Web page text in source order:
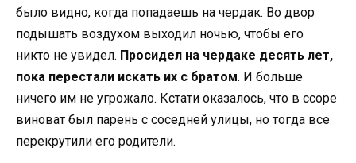
было видно, когда попадаешь на чердак. Во двор
подышать воздухом выходил ночью, чтобы его
никто не увидел. Просидел на чердаке десять лет,
пока перестали искать их с братом. И больше
ничего им не угрожало. Кстати оказалось, что в ссоре
виноват был парень с соседней улицы, но тогда все
перекрутили его родители.